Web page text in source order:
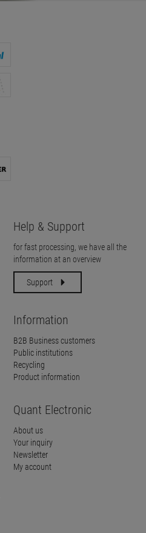
Help & Support
for fast processing, we have all the
information at an overview
Support
Information
B2B Business customers
Public institutions
Recycling
Product information
Quant Electronic
About us
Your inquiry
Newsletter
My account